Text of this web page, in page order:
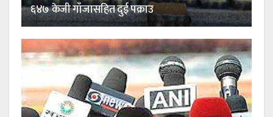
६४७ केजी गाँजासहित दुई पक्राउ